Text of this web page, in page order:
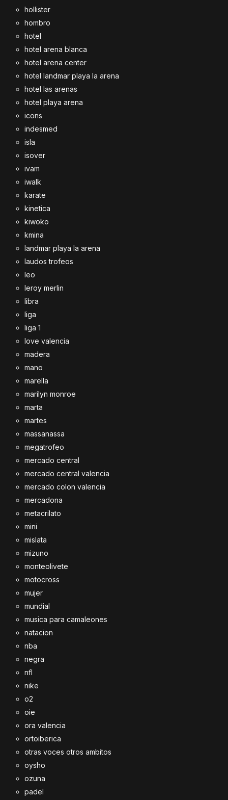
hollister
hombro
hotel
hotel arena blanca
hotel arena center
hotel landmar playa la arena
hotel las arenas
hotel playa arena
icons
indesmed
isla
isover
ivam
iwalk
karate
kinetica
kiwoko
kmina
landmar playa la arena
laudos trofeos
leo
leroy merlin
libra
liga
liga 1
love valencia
madera
mano
marella
marilyn monroe
marta
martes
massanassa
megatrofeo
mercado central
mercado central valencia
mercado colon valencia
mercadona
metacrilato
mini
mislata
mizuno
monteolivete
motocross
mujer
mundial
musica para camaleones
natacion
nba
negra
nfl
nike
o2
oie
ora valencia
ortoiberica
otras voces otros ambitos
oysho
ozuna
padel